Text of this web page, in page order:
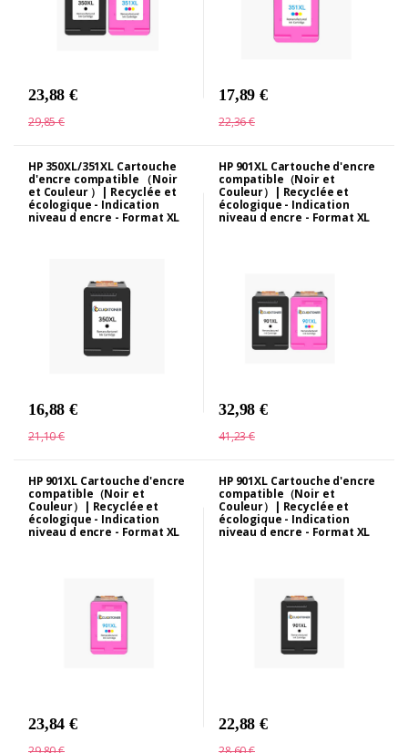
23,88 €
29,85 €
17,89 €
22,36 €
HP 350XL/351XL Cartouche
d'encre compatible （Noir
et Couleur ）| Recyclée et
écologique - Indication
niveau d encre - Format XL
16,88 €
21,10 €
HP 901XL Cartouche d'encre
compatible（Noir et
Couleur）| Recyclée et
écologique - Indication
niveau d encre - Format XL
32,98 €
41,23 €
HP 901XL Cartouche d'encre
compatible（Noir et
Couleur）| Recyclée et
écologique - Indication
niveau d encre - Format XL
23,84 €
HP 901XL Cartouche d'encre
compatible（Noir et
Couleur）| Recyclée et
écologique - Indication
niveau d encre - Format XL
22,88 €